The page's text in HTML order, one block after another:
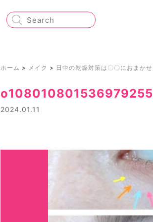
ホーム > メイク > 日中の乾燥対策は〇〇におまかせ
2024.01.11